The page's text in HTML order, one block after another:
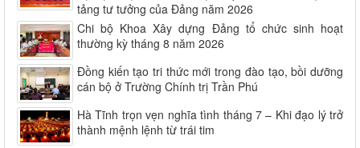
tảng tư tưởng của Đảng năm 2026
Chi bộ Khoa Xây dựng Đảng tổ chức sinh hoạt
thường kỳ tháng 8 năm 2026
Đồng kiến tạo tri thức mới trong đào tạo, bồi dưỡng
cán bộ ở Trường Chính trị Trần Phú
Hà Tĩnh trọn vẹn nghĩa tình tháng 7 – Khi đạo lý trở
thành mệnh lệnh từ trái tim